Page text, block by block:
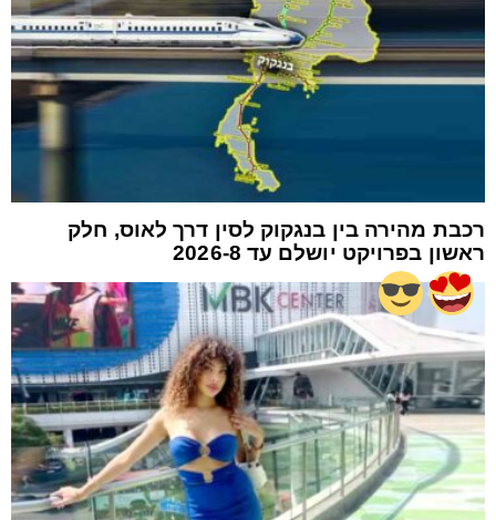
רכבת מהירה בין בנגקוק לסין דרך לאוס, חלק
ראשון בפרויקט יושלם עד 2026-8